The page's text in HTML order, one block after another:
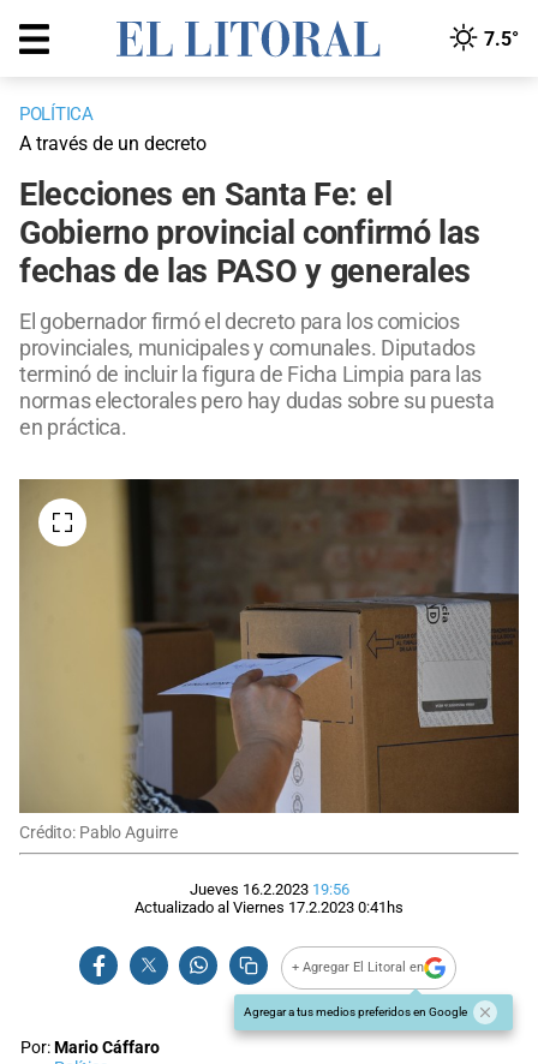
7.5°
POLÍTICA
A través de un decreto
Elecciones en Santa Fe: el
Gobierno provincial confirmó las
fechas de las PASO y generales
El gobernador firmó el decreto para los comicios
provinciales, municipales y comunales. Diputados
terminó de incluir la figura de Ficha Limpia para las
normas electorales pero hay dudas sobre su puesta
en práctica.
Crédito: Pablo Aguirre
Jueves 16.2.2023 19:56
Actualizado al Viernes 17.2.2023 0:41hs
+ Agregar El Litoral en
Agregar a tus medios preferidos en Google
Por:Mario Cáffaro